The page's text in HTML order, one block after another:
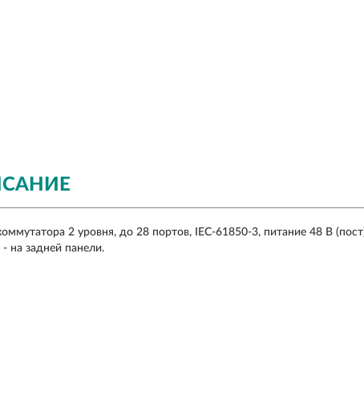
2 уровня, до 28 портов, IEC-61850-3, питание 48 В
- на задней панели.